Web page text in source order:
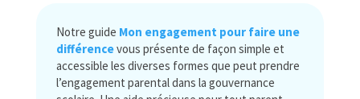
Notre guide Mon engagement pour faire une
différencevous présente de façon simple et
accessible les diverses formes que peut prendre
l’engagement parental dans la gouvernance